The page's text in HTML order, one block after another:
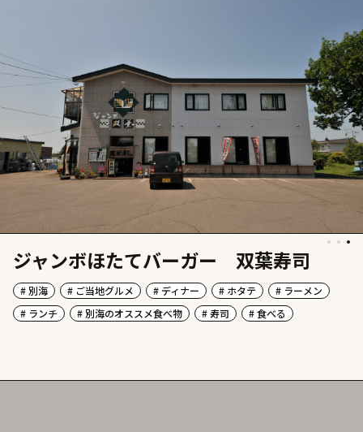
ジャンボほたてバーガー 双葉寿司
# 別海 # ご当地グルメ # ディナー # ホタテ
# ラーメン
# ランチ
# 別海のオススメ食べ物 # 寿司 # 食べる